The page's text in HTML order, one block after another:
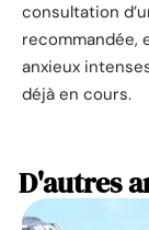
consultation
recommandée,
anxieux
déjà en cours.
D'autres